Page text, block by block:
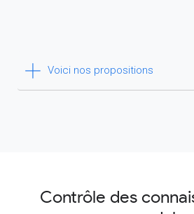
Voici nos propositions
Contrôle des